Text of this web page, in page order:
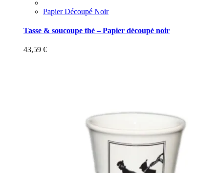
Papier Découpé Noir
Tasse & soucoupe thé – Papier découpé noir
43,59 €